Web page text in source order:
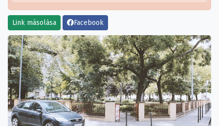
Link másolása Facebook